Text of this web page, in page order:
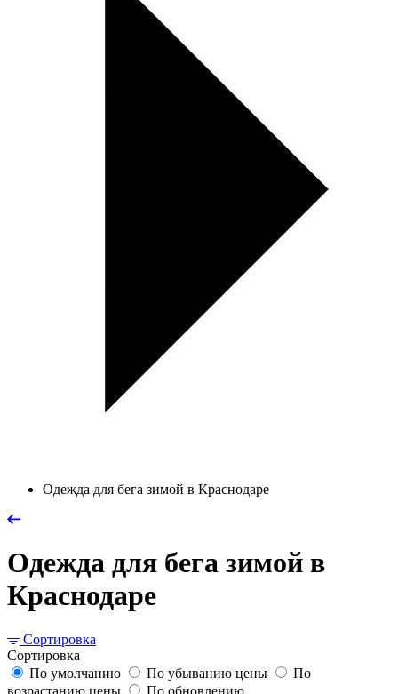
Одежда для бега зимой в Краснодаре
Одежда для бега зимой в
Краснодаре
Сортировка
Сортировка
По умолчанию
По убыванию цены
По
возрастанию цены
По обновлению